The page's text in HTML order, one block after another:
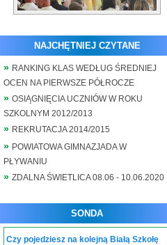
NAJCHĘTNIEJ CZYTANE
RANKING KLAS WEDŁUG ŚREDNIEJ
OCEN NA PIERWSZE PÓŁROCZE
OSIĄGNIĘCIA UCZNIÓW W ROKU
SZKOLNYM 2012/2013
REKRUTACJA 2014/2015
POWIATOWA GIMNAZJADA W
PŁYWANIU
ZDALNA ŚWIETLICA 08.06 - 10.06.2020
SONDA
Czy pojedziesz na kolejną Białą Szkołę